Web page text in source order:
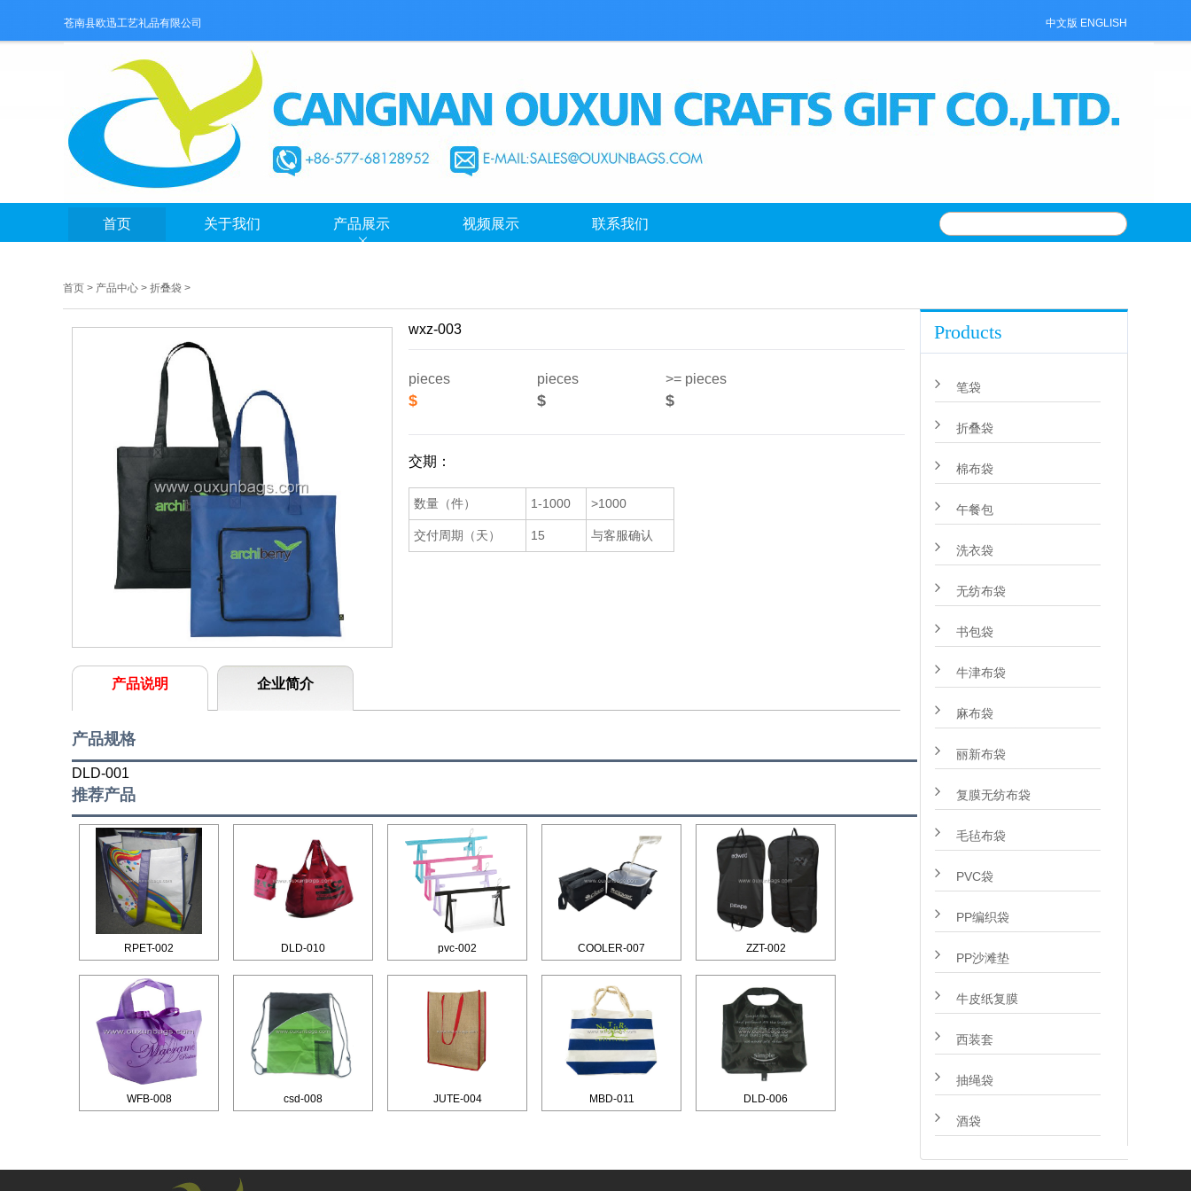
中文版 ENGLISH
苍南县欧迅工艺礼品有限公司
首页 关于我们 产品展示 视频展示 联系我们
首页 > 产品中心 > 折叠袋 >
Products
笔袋
折叠袋
棉布袋
午餐包
洗衣袋
无纺布袋
书包袋
牛津布袋
麻布袋
丽新布袋
复膜无纺布袋
毛毡布袋
PVC袋
PP编织袋
PP沙滩垫
牛皮纸复膜
西装套
抽绳袋
酒袋
wxz-003
pieces
$
pieces
$
>= pieces
$
交期：
数量（件） 1-1000 >1000
交付周期（天） 15 与客服确认
产品说明 企业简介
产品规格
DLD-001
推荐产品
RPET-002 DLD-010 pvc-002 COOLER-007 ZZT-002
WFB-008 csd-008 JUTE-004 MBD-011 DLD-006